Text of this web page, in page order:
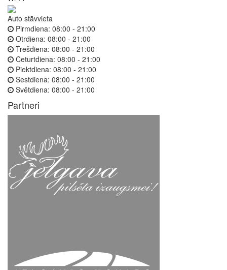
Auto stāvvieta
Pirmdiena: 08:00 - 21:00
Otrdiena: 08:00 - 21:00
Trešdiena: 08:00 - 21:00
Ceturtdiena: 08:00 - 21:00
Piektdiena: 08:00 - 21:00
Sestdiena: 08:00 - 21:00
Svētdiena: 08:00 - 21:00
Partneri